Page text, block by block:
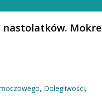
nastolatków. Mokre
, Dolegliwości,